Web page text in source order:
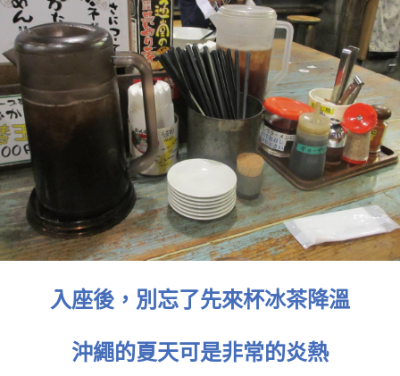
入座後，別忘了先來杯冰茶降溫
沖繩的夏天可是非常的炎熱